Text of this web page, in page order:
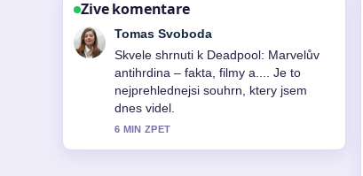
Zive komentare
Petra Novotna
Sleduji Viggo Mortensen: životopis,
filmy, osobní život a... pozorne a
ocehuji vyvazeny ton.
8 MIN ZPET